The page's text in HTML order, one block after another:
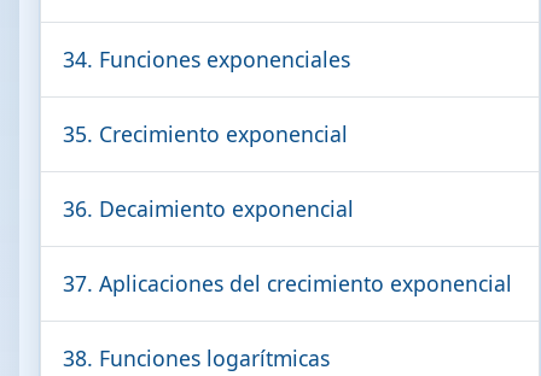
34. Funciones exponenciales
35. Crecimiento exponencial
36. Decaimiento exponencial
37. Aplicaciones del crecimiento exponencial
38. Funciones logarítmicas